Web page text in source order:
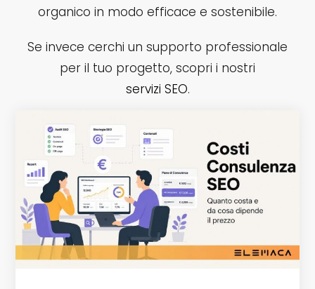
organico in modo efficace e sostenibile.
Se invece cerchi un supporto professionale
per il tuo progetto, scopri i nostri
servizi SEO.